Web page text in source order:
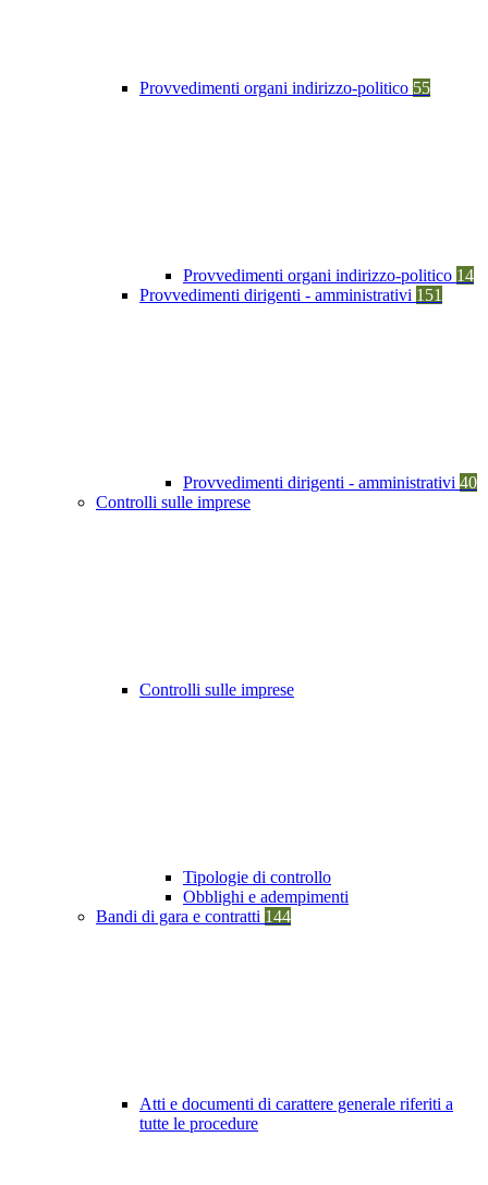
Provvedimenti organi indirizzo-politico 55
Provvedimenti organi indirizzo-politico 14
Provvedimenti dirigenti - amministrativi 151
Provvedimenti dirigenti - amministrativi 40
Controlli sulle imprese
Controlli sulle imprese
Tipologie di controllo
Obblighi e adempimenti
Bandi di gara e contratti 144
Atti e documenti di carattere generale riferiti a
tutte le procedure